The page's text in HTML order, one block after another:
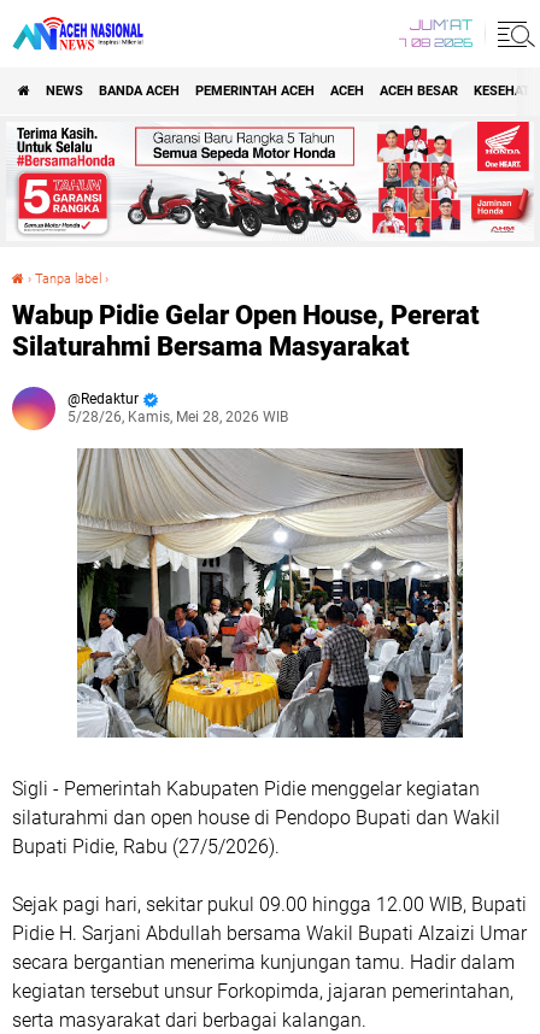
JUM'AT
7 08 2026
NEWS BANDA ACEH PEMERINTAH ACEH ACEH ACEH BESAR
› Tanpa label ›
Wabup Pidie Gelar Open House, Pererat
Silaturahmi Bersama Masyarakat
Redaktur
5/28/26, Kamis, Mei 28, 2026 WIB
Sigli - Pemerintah Kabupaten Pidie menggelar kegiatan
silaturahmi dan open house di Pendopo Bupati dan Wakil
Bupati Pidie, Rabu (27/5/2026).
Sejak pagi hari, sekitar pukul 09.00 hingga 12.00 WIB, Bupati
Pidie H. Sarjani Abdullah bersama Wakil Bupati Alzaizi Umar
secara bergantian menerima kunjungan tamu. Hadir dalam
kegiatan tersebut unsur Forkopimda, jajaran pemerintahan,
serta masyarakat dari berbagai kalangan.